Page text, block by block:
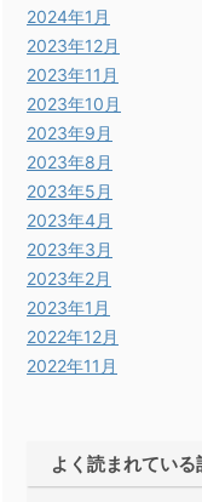
2024年1月
2023年12月
2023年11月
2023年10月
2023年9月
2023年8月
2023年5月
2023年4月
2023年3月
2023年2月
2023年1月
2022年12月
2022年11月
よく読まれている